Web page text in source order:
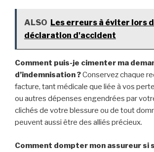
ALSO Les erreurs à éviter lors
déclaration d'accident
Comment puis-je cimenter ma
d’indemnisation ?Conservez chaque
facture, tant médicale que liée à vos
ou autres dépenses engendrées par
clichés de votre blessure ou de tout
peuvent aussi être des alliés précieux.
Comment dompter mon assureur si